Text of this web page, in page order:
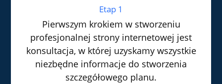
Etap 1
Pierwszym krokiem w stworzeniu
profesjonalnej strony internetowej jest
konsultacja, w której uzyskamy wszystkie
niezbędne informacje do stworzenia
szczegółowego planu.